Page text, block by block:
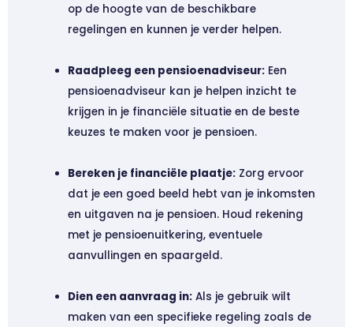
op de hoogte van de beschikbare
regelingen en kunnen je verder helpen.
Raadpleeg een pensioenadviseur:Een
pensioenadviseur kan je helpen inzicht te
krijgen in je financiële situatie en de beste
keuzes te maken voor je pensioen.
Bereken je financiële plaatje:Zorg ervoor
dat je een goed beeld hebt van je inkomsten
en uitgaven na je pensioen. Houd rekening
met je pensioenuitkering, eventuele
aanvullingen en spaargeld.
Dien een aanvraag in:Als je gebruik wilt
maken van een specifieke regeling zoals de